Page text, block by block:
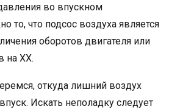
во впускном
то, что подсос воздуха является
оборотов двигателя или
на ХХ.
откуда лишний воздух
Искать неполадку следует